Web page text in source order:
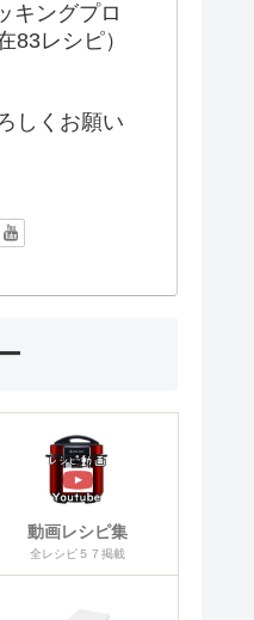
キングプロ
83レシピ）
しくお願い
動画レシピ集
全レシピ５７掲載